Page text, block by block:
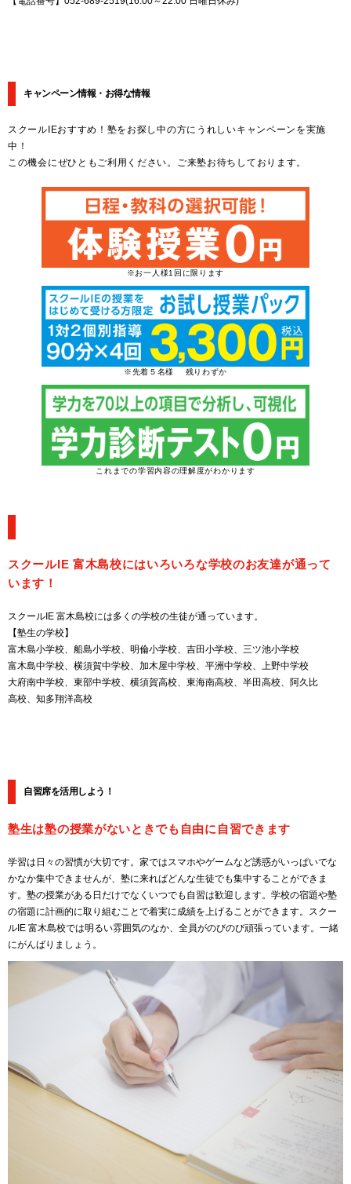
キャンペーン情報・お得な情報
スクールIEおすすめ！塾をお探し中の方にうれしいキャンペーンを実施
中！
この機会にぜひともご利用ください。ご来塾お待ちしております。
※お一人様1回に限ります
※先着５名様 残りわずか
これまでの学習内容の理解度がわかります
スクールIE 富木島校にはいろいろな学校のお友達が通って
います！
スクールIE 富木島校には多くの学校の生徒が通っています。
【塾生の学校】
富木島小学校、船島小学校、明倫小学校、吉田小学校、三ツ池小学校
富木島中学校、横須賀中学校、加木屋中学校、平洲中学校、上野中学校
大府南中学校、東部中学校、横須賀高校、東海南高校、半田高校、阿久比
高校、知多翔洋高校
自習席を活用しよう！
塾生は塾の授業がないときでも自由に自習できます
学習は日々の習慣が大切です。家ではスマホやゲームなど誘惑がいっぱいでな
かなか集中できませんが、塾に来ればどんな生徒でも集中することができま
す。塾の授業がある日だけでなくいつでも自習は歓迎します。学校の宿題や塾
の宿題に計画的に取り組むことで着実に成績を上げることができます。スクー
ルIE 富木島校では明るい雰囲気のなか、全員がのびのび頑張っています。一緒
にがんばりましょう。